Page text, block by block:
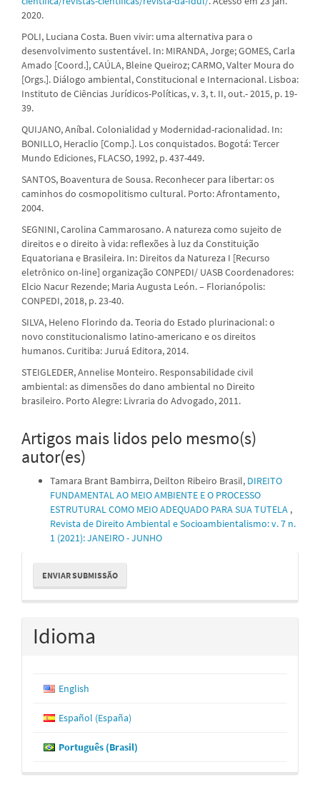
2020.
POLI, Luciana Costa. Buen vivir: uma alternativa para o
desenvolvimento sustentável. In: MIRANDA, Jorge; GOMES, Carla
Amado [Coord.], CAÚLA, Bleine Queiroz; CARMO, Valter Moura do
[Orgs.]. Diálogo ambiental, Constitucional e Internacional. Lisboa:
Instituto de Ciências Jurídicos-Políticas, v. 3, t. II, out.- 2015, p. 19-
39.
QUIJANO, Aníbal. Colonialidad y Modernidad-racionalidad. In:
BONILLO, Heraclio [Comp.]. Los conquistados. Bogotá: Tercer
Mundo Ediciones, FLACSO, 1992, p. 437-449.
SANTOS, Boaventura de Sousa. Reconhecer para libertar: os
caminhos do cosmopolitismo cultural. Porto: Afrontamento,
2004.
SEGNINI, Carolina Cammarosano. A natureza como sujeito de
direitos e o direito à vida: reflexões à luz da Constituição
Equatoriana e Brasileira. In: Direitos da Natureza I [Recurso
eletrônico on-line] organização CONPEDI/ UASB Coordenadores:
Elcio Nacur Rezende; Maria Augusta León. – Florianópolis:
CONPEDI, 2018, p. 23-40.
SILVA, Heleno Florindo da. Teoria do Estado plurinacional: o
novo constitucionalismo latino-americano e os direitos
humanos. Curitiba: Juruá Editora, 2014.
STEIGLEDER, Annelise Monteiro. Responsabilidade civil
ambiental: as dimensões do dano ambiental no Direito
brasileiro. Porto Alegre: Livraria do Advogado, 2011.
Artigos mais lidos pelo mesmo(s)
autor(es)
Tamara Brant Bambirra, Deilton Ribeiro Brasil, DIREITO
FUNDAMENTAL AO MEIO AMBIENTE E O PROCESSO
ESTRUTURAL COMO MEIO ADEQUADO PARA SUA TUTELA ,
Revista de Direito Ambiental e Socioambientalismo: v. 7 n.
1 (2021): JANEIRO - JUNHO
Enviar
Submissão
ENVIAR SUBMISSÃO
Idioma
English
Español (España)
Português (Brasil)